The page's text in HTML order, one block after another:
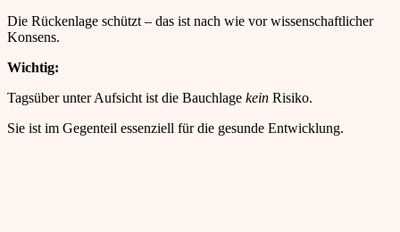
Die Rückenlage schützt – das ist nach wie vor wissenschaftlicher
Konsens.
Wichtig:
Tagsüber unter Aufsicht ist die Bauchlage kein Risiko.
Sie ist im Gegenteil essenziell für die gesunde Entwicklung.